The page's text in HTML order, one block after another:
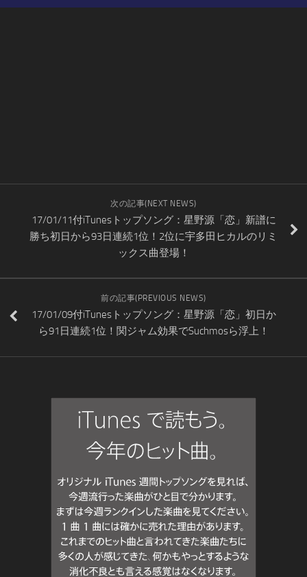
次の記事(NEXT NEWS)
17/01/11付iTunesトップソング：星野源「恋」新譜に
勝ち初日から93日連続1位！2位に宇多田ヒカルのリミ
ックス曲登場！
前の記事(PREVIOUS NEWS)
17/01/09付iTunesトップソング：星野源「恋」初日か
ら91日連続1位！関ジャム効果でSuchmosら浮上！